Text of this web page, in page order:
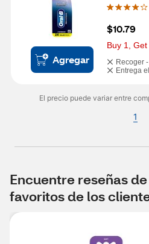
Agregar
$10.79
Buy 1,
Recoger -
Entrega
El precio puede variar entre
1
Encuentre reseñas
favoritos de los